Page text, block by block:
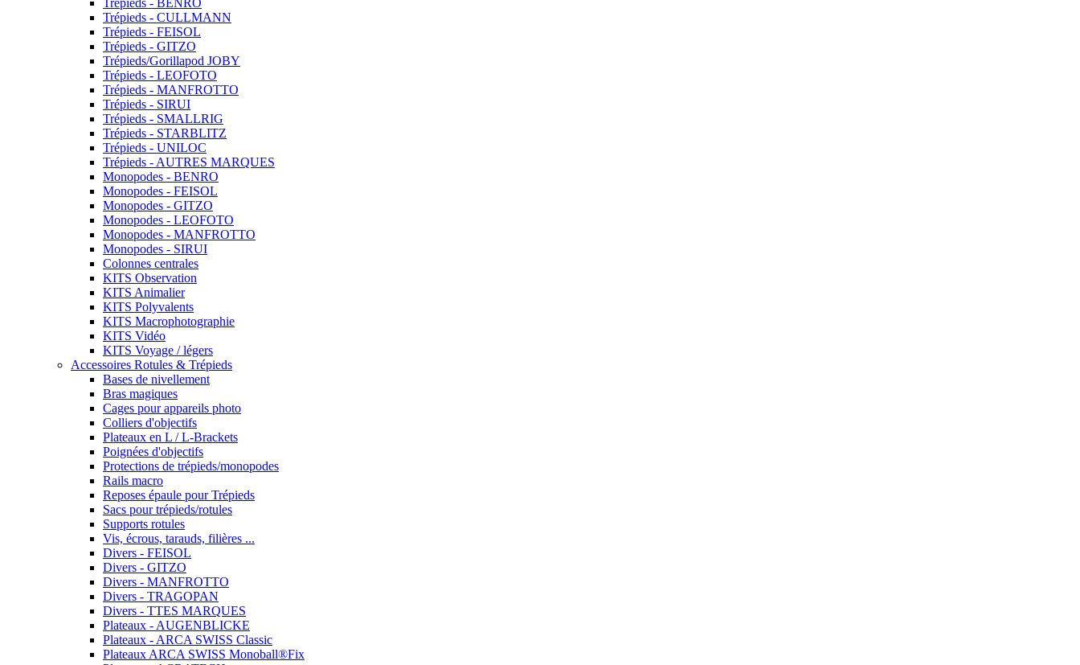
Trépieds - BENRO
Trépieds - CULLMANN
Trépieds - FEISOL
Trépieds - GITZO
Trépieds/Gorillapod JOBY
Trépieds - LEOFOTO
Trépieds - MANFROTTO
Trépieds - SIRUI
Trépieds - SMALLRIG
Trépieds - STARBLITZ
Trépieds - UNILOC
Trépieds - AUTRES MARQUES
Monopodes - BENRO
Monopodes - FEISOL
Monopodes - GITZO
Monopodes - LEOFOTO
Monopodes - MANFROTTO
Monopodes - SIRUI
Colonnes centrales
KITS Observation
KITS Animalier
KITS Polyvalents
KITS Macrophotographie
KITS Vidéo
KITS Voyage / légers
Accessoires Rotules & Trépieds
Bases de nivellement
Bras magiques
Cages pour appareils photo
Colliers d'objectifs
Plateaux en L / L-Brackets
Poignées d'objectifs
Protections de trépieds/monopodes
Rails macro
Reposes épaule pour Trépieds
Sacs pour trépieds/rotules
Supports rotules
Vis, écrous, tarauds, filières ...
Divers - FEISOL
Divers - GITZO
Divers - MANFROTTO
Divers - TRAGOPAN
Divers - TTES MARQUES
Plateaux - AUGENBLICKE
Plateaux - ARCA SWISS Classic
Plateaux ARCA SWISS Monoball®Fix